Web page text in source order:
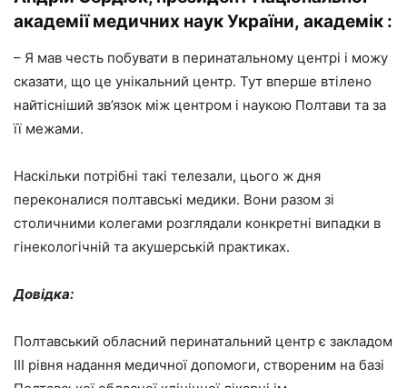
академії медичних наук України, академік :
– Я мав честь побувати в перинатальному центрі і можу
сказати, що це унікальний центр. Тут вперше втілено
найтісніший зв’язок між центром і наукою Полтави та за
її межами.
Наскільки потрібні такі телезали, цього ж дня
переконалися полтавські медики. Вони разом зі
столичними колегами розглядали конкретні випадки в
гінекологічній та акушерській практиках.
Довідка:
Полтавський обласний перинатальний центр є закладом
ІІІ рівня надання медичної допомоги, створеним на базі